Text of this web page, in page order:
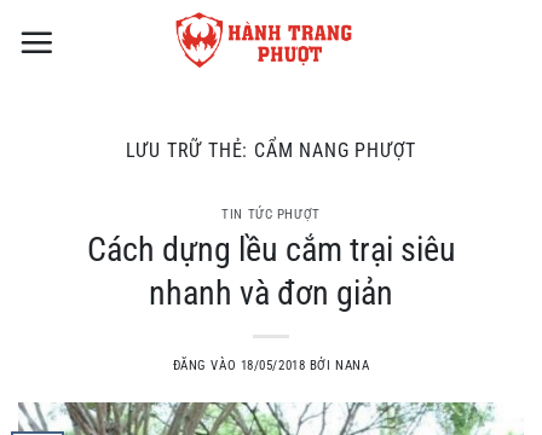
qua
LƯU TRỮ THẺ: CẨM NANG PHƯỢT
TIN TỨC PHƯỢT
Cách dựng lều cắm trại siêu
nhanh và đơn giản
ĐĂNG VÀO 18/05/2018 BỞINANA